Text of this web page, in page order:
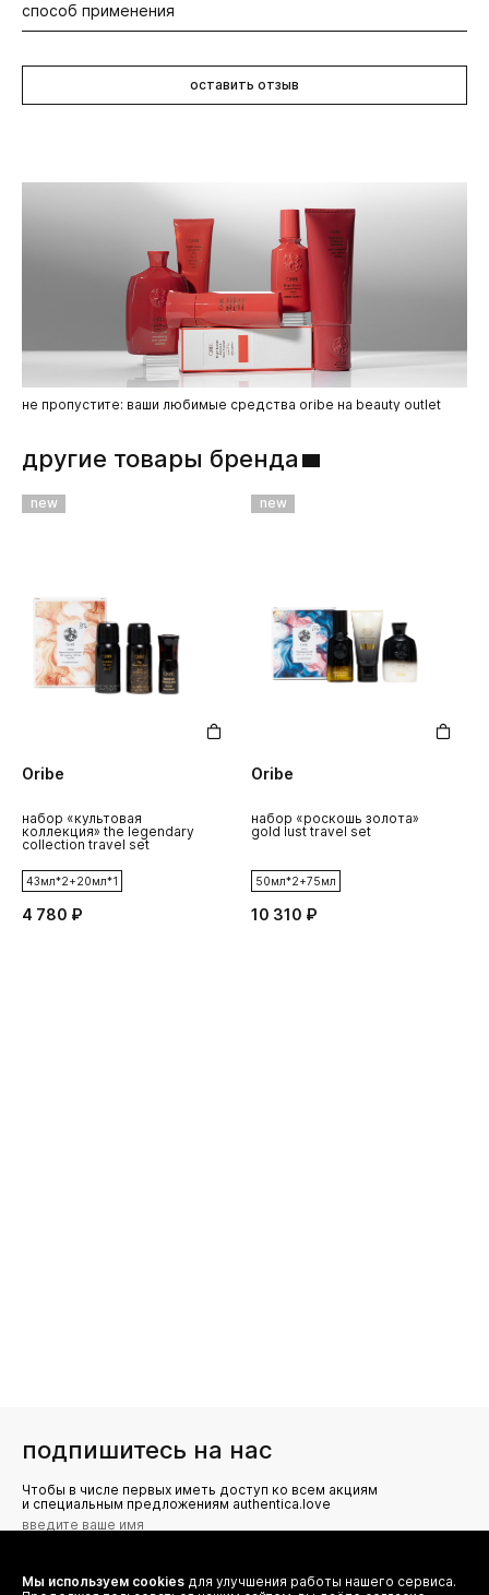
не пропустите: ваши любимые средства oribe на beauty outlet
другие товары бренда
new
Oribe
набор «культовая
коллекция» the legendary
collection travel set
43мл*2+20мл*1
4 780 ₽
new
Oribe
набор «роскошь золота»
gold lust travel set
50мл*2+75мл
10 310 ₽
Евгения Конашенкова
лидер Oribe и Cloud Nine
Aqua/Water/Eau, Sodium Laureth Sulfate, Cocamide MEA,
Disodium Laureth Sulfosuccinate, Sodium Lauroyl
Lauramidopropyl Betaine, PEG-7 Glyceryl Cocoate,
Phenoxyethanol, Guar Hydroxypropyltrimonium Chloride,
Hydroxide, Sodium Benzoate, Leontopodium Alpinum
Extract, Citrus Limon (Lemon) Peel Extract, Borago
Officinalis Seed Oil, Limnanthes Alba (Meadowfoam) Seed
Oil, Prunus Amygdalus Dulcis (Sweet Almond) Oil, Vitis
Vinifera (Grape) Seed Oil, Jasminum Officinale (Jasmine) Oil,
Potassium Sorbate, Litchi Chinensis Pericarp Extract, PEG-
150 Distearate, Limonene, Hexyl Cinnamal, Citral.
способ применения
оставить отзыв
подпишитесь на нас
Чтобы в числе первых иметь доступ ко всем акциям
и специальным предложениям authentica.love
Я даю согласие на сбор, обработку и хранение моих
Мы используем cookies для улучшения работы нашего сервиса.